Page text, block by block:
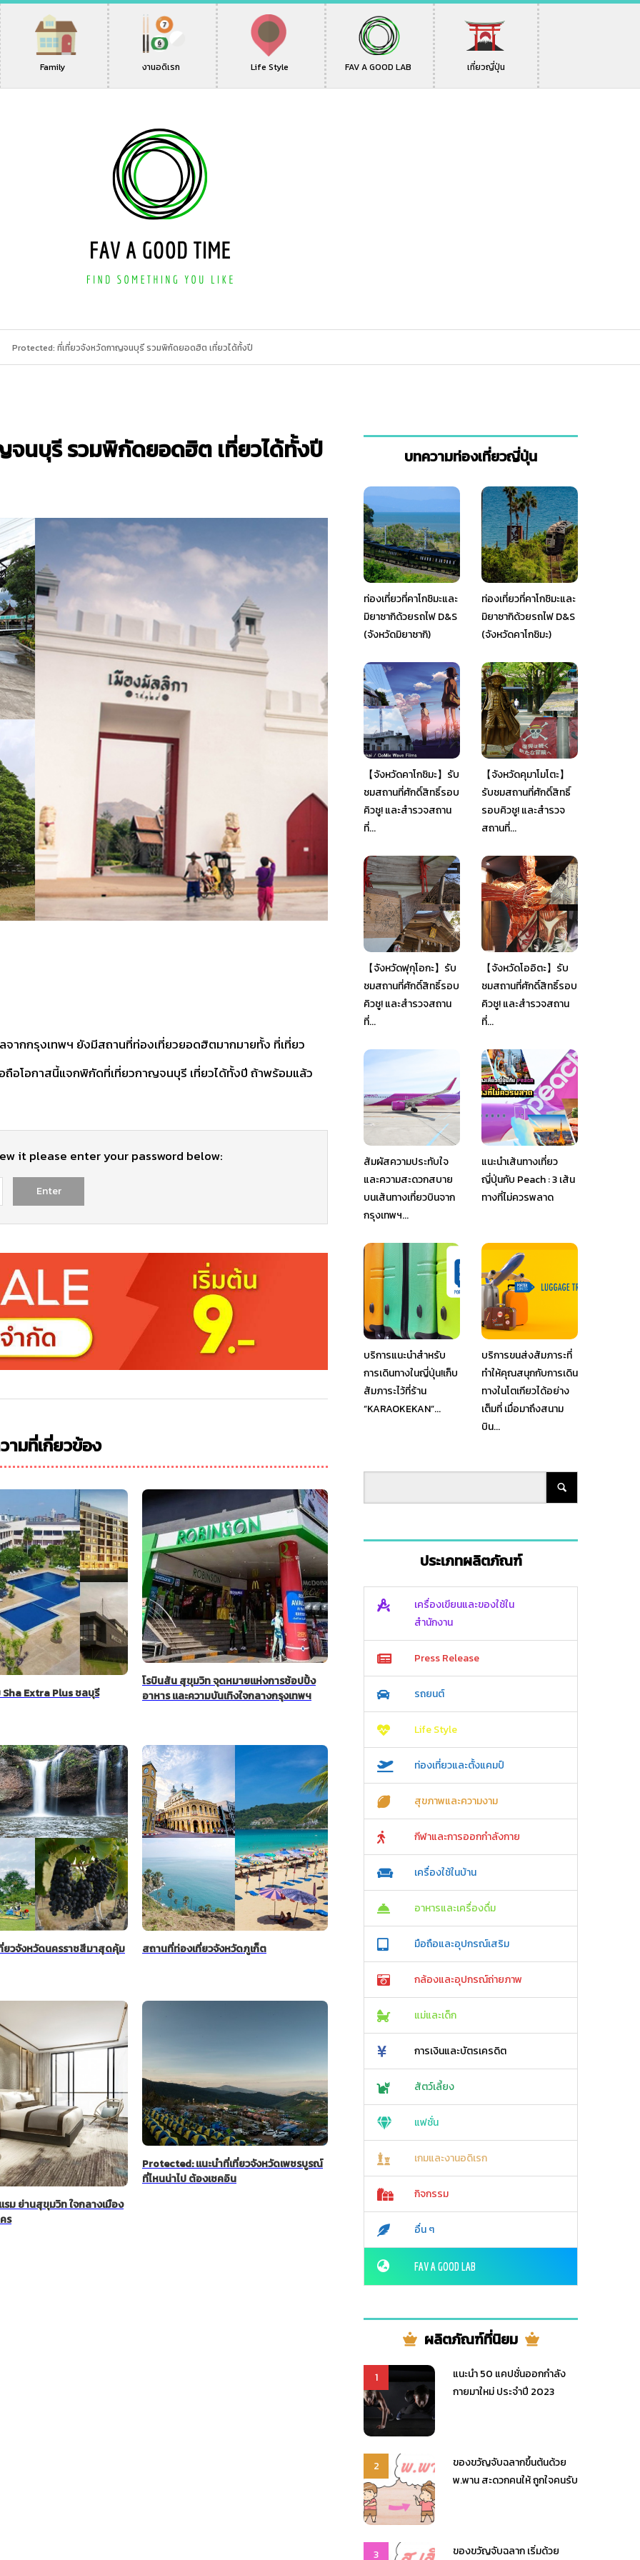
Family งานอดิเรก Life Style FAV A GOOD LAB เที่ยวญี่ปุ่น
Protected: ที่เที่ยวจังหวัดกาญจนบุรี รวมพิกัดยอดฮิต เที่ยวได้ทั้งปี
นบุรี รวมพิกัดยอดฮิต เที่ยวได้ทั้งปี
ากกรุงเทพฯ ยังมีสถานที่ท่องเที่ยวยอดฮิตมากมายทั้ง ที่เที่ยว
อโอกาสนี้แจกพิกัดที่เที่ยวกาญจนบุรี เที่ยวได้ทั้งปี ถ้าพร้อมแล้ว
it please enter your password below:
ามที่เกี่ยวข้อง
Sha Extra Plus ชลบุรี
โรบินสัน สุขุมวิท จุดหมายแห่งการช้อปปิ้ง
อาหาร และความบันเทิงใจกลางกรุงเทพฯ
ยวจังหวัดนครราชสีมาสุดคุ้ม สถานที่ท่องเที่ยวจังหวัดภูเก็ต
รม ย่านสุขุมวิท ใจกลางเมือง
ร
Protected: แนะนำที่เที่ยวจังหวัดเพชรบูรณ์
ที่ไหนน่าไป ต้องเชคอิน
บทความท่องเที่ยวญี่ปุ่น
ท่องเที่ยวที่คาโกชิมะและ
มิยาซากิด้วยรถไฟ D&S
(จังหวัดมิยาซากิ)
ท่องเที่ยวที่คาโกชิมะและ
มิยาซากิด้วยรถไฟ D&S
(จังหวัดคาโกชิมะ)
【จังหวัดคาโกชิมะ】รับ
ชมสถานที่ศักดิ์สิทธิ์รอบ
คิวชู! และสำรวจสถาน
ที่...
【จังหวัดคุมาโมโตะ】
รับชมสถานที่ศักดิ์สิทธิ์
รอบคิวชู! และสำรวจ
สถานที่...
【จังหวัดฟุกุโอกะ】รับ
ชมสถานที่ศักดิ์สิทธิ์รอบ
คิวชู! และสำรวจสถาน
ที่...
【จังหวัดโออิตะ】รับ
ชมสถานที่ศักดิ์สิทธิ์รอบ
คิวชู! และสำรวจสถาน
ที่...
สัมผัสความประทับใจ
และความสะดวกสบาย
บนเส้นทางเที่ยวบินจาก
กรุงเทพฯ...
แนะนำเส้นทางเที่ยว
ญี่ปุ่นกับ Peach : 3 เส้น
ทางที่ไม่ควรพลาด
บริการแนะนำสำหรับ
การเดินทางในญี่ปุ่น!เก็บ
สัมภาระไว้ที่ร้าน
”KARAOKEKAN”...
บริการขนส่งสัมภาระที่
ทำให้คุณสนุกกับการเดิน
ทางในโตเกียวได้อย่าง
เต็มที่ เมื่อมาถึงสนาม
บิน...
ประเภทผลิตภัณฑ์
เครื่องเขียนและของใช้ใน
สำนักงาน
Press Release
รถยนต์
Life Style
ท่องเที่ยวและตั้งแคมป์
สุขภาพและความงาม
กีฬาและการออกกำลังกาย
เครื่องใช้ในบ้าน
อาหารและเครื่องดื่ม
มือถือและอุปกรณ์เสริม
กล้องและอุปกรณ์ถ่ายภาพ
แม่และเด็ก
การเงินและบัตรเครดิต
สัตว์เลี้ยง
แฟชั่น
เกมและงานอดิเรก
กิจกรรม
อื่น ๆ
FAV A GOOD LAB
ผลิตภัณฑ์ที่นิยม
1
แนะนำ 50 แคปชั่นออกกำลัง
กายมาใหม่ ประจำปี 2023
2
ของขวัญจับฉลากขึ้นต้นด้วย
พ.พาน สะดวกคนให้ ถูกใจคนรับ
3 ของขวัญจับฉลาก เริ่มด้วย